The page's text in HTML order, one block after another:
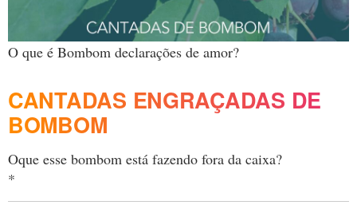
O que é Bombom declarações de amor?
CANTADAS ENGRAÇADAS DE
BOMBOM
Oque esse bombom está fazendo fora da caixa?
*